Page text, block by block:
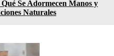
Se Adormecen Manos y
Naturales